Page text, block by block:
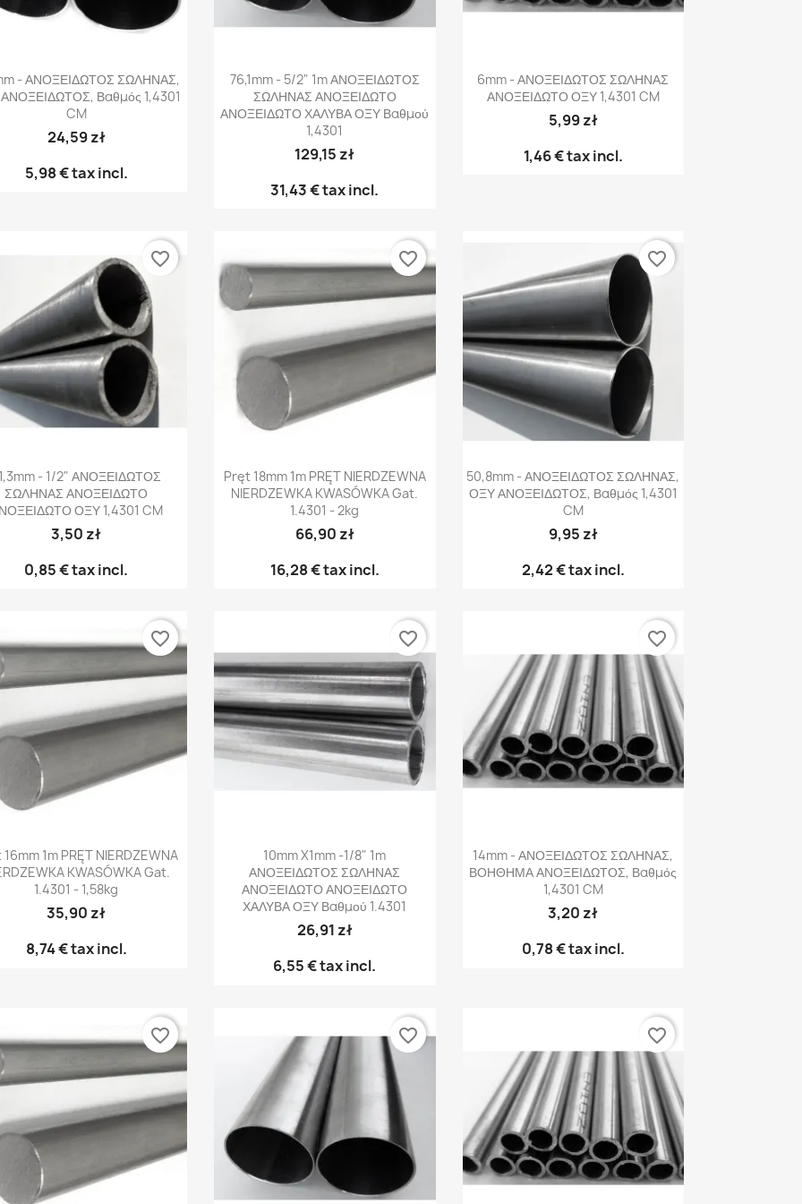
Γρήγορη προβολή
- ΑΝΟΞΕΙΔΩΤΟΣ ΣΩΛΗΝΑΣ,
Βαθμός 1,4301
CM
24,59 zł
5,98 €tax incl.
 Γρήγορη προβολή
76,1mm - 5/2" 1m ΑΝΟΞΕΙΔΩΤΟΣ
ΣΩΛΗΝΑΣ ΑΝΟΞΕΙΔΩΤΟ
ΑΝΟΞΕΙΔΩΤΟ ΧΑΛΥΒΑ ΟΞΥ Βαθμού
1,4301
129,15 zł
31,43 €tax incl.
Γρήγορη προβολή
6mm - ΑΝΟΞΕΙΔΩΤΟΣ ΣΩΛΗΝΑΣ
ΑΝΟΞΕΙΔΩΤΟ ΟΞΥ 1,4301 CM
5,99 zł
1,46 €tax incl.
Γρήγορη προβολή
- 1/2" ΑΝΟΞΕΙΔΩΤΟΣ
ΣΩΛΗΝΑΣ ΑΝΟΞΕΙΔΩΤΟ
ΟΞΥ 1,4301 CM
3,50 zł
0,85 €tax incl.
favorite_border
Γρήγορη προβολή
Pręt 18mm 1m PRĘT NIERDZEWNA
NIERDZEWKA KWASÓWKA Gat.
1.4301 - 2kg
66,90 zł
16,28 €tax incl.
favorite_border
 Γρήγορη προβολή
50,8mm - ΑΝΟΞΕΙΔΩΤΟΣ ΣΩΛΗΝΑΣ,
ΟΞΥ ΑΝΟΞΕΙΔΩΤΟΣ, Βαθμός 1,4301
CM
9,95 zł
2,42 €tax incl.
favorite_border
Γρήγορη προβολή
1m PRĘT NIERDZEWNA
KWASÓWKA Gat.
1.4301 - 1,58kg
35,90 zł
8,74 €tax incl.
favorite_border
Γρήγορη προβολή
10mm X1mm -1/8" 1m
ΑΝΟΞΕΙΔΩΤΟΣ ΣΩΛΗΝΑΣ
ΑΝΟΞΕΙΔΩΤΟ ΑΝΟΞΕΙΔΩΤΟ
ΧΑΛΥΒΑ ΟΞΥ Βαθμού 1.4301
26,91 zł
6,55 €tax incl.
favorite_border
Γρήγορη προβολή
14mm - ΑΝΟΞΕΙΔΩΤΟΣ ΣΩΛΗΝΑΣ,
ΒΟΗΘΗΜΑ ΑΝΟΞΕΙΔΩΤΟΣ, Βαθμός
1,4301 CM
3,20 zł
0,78 €tax incl.
favorite_border
favorite_border favorite_border favorite_border